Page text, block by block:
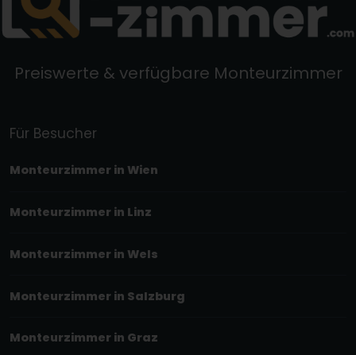
Preiswerte & verfügbare Monteurzimmer
Für Besucher
Monteurzimmer in Wien
Monteurzimmer in Linz
Monteurzimmer in Wels
Monteurzimmer in Salzburg
Monteurzimmer in Graz